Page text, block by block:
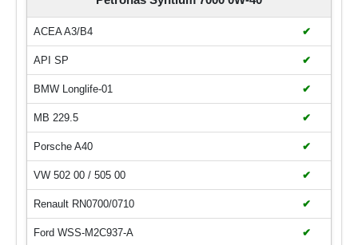
ACEA A3/B4 ✔
API SP ✔
BMW Longlife-01 ✔
MB 229.5 ✔
Porsche A40 ✔
VW 502 00 / 505 00 ✔
Renault RN0700/0710 ✔
Ford WSS-M2C937-A ✔